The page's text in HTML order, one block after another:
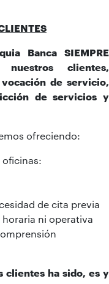
Banca SIEMPRE
clientes,
de servicio,
de servicios y
ofreciendo:
de cita previa
ni operativa
clientes ha sido, es y